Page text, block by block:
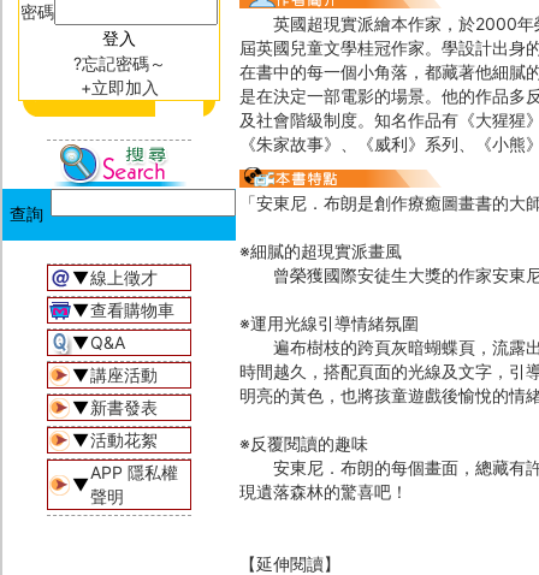
密碼
?忘記密碼～
+立即加入
▼線上徵才
▼查看購物車
▼Q&A
▼講座活動
▼新書發表
▼活動花絮
▼
APP 隱私權
聲明
英國超現實派繪本作家，於2000年
屆英國兒童文學桂冠作家。學設計出身
在書中的每一個小角落，都藏著他細膩
是在決定一部電影的場景。他的作品多
及社會階級制度。知名作品有《大猩猩
《朱家故事》、《威利》系列、《小熊
「安東尼．布朗是創作療癒圖畫書的大
※細膩的超現實派畫風
曾榮獲國際安徒生大獎的作家安東尼
※運用光線引導情緒氛圍
遍布樹枝的跨頁灰暗蝴蝶頁，流露出
時間越久，搭配頁面的光線及文字，引
明亮的黃色，也將孩童遊戲後愉悅的情
※反覆閱讀的趣味
安東尼．布朗的每個畫面，總藏有許
現遺落森林的驚喜吧！
【延伸閱讀】